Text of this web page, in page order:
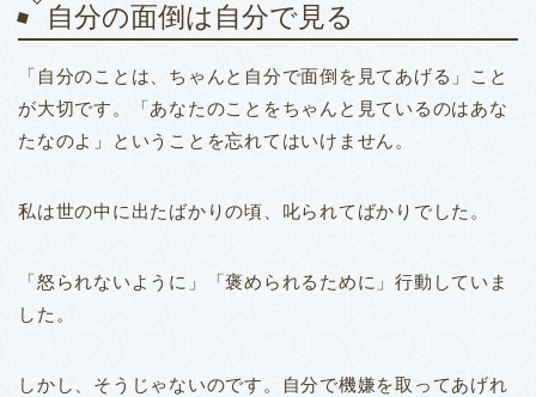
自分の面倒は自分で見る
「自分のことは、ちゃんと自分で面倒を見てあげる」こと
が大切です。
「あなたのことをちゃんと見ているのはあな
たなのよ」ということを忘れてはいけません。
私は世の中に出たばかりの頃、叱られてばかりでした。
「怒られないように」「褒められるために」行動していま
した。
しかし、そうじゃないのです。自分で機嫌を取ってあげれ